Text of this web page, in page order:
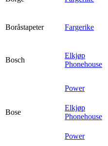
Boråstapeter Fargerike
Bosch
Elkjøp
Phonehouse
Power
Bose
Elkjøp
Phonehouse
Power